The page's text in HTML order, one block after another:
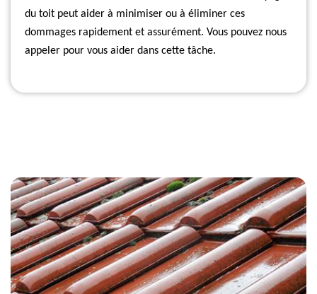
du toit peut aider à minimiser ou à éliminer ces
dommages rapidement et assurément. Vous pouvez nous
appeler pour vous aider dans cette tâche.